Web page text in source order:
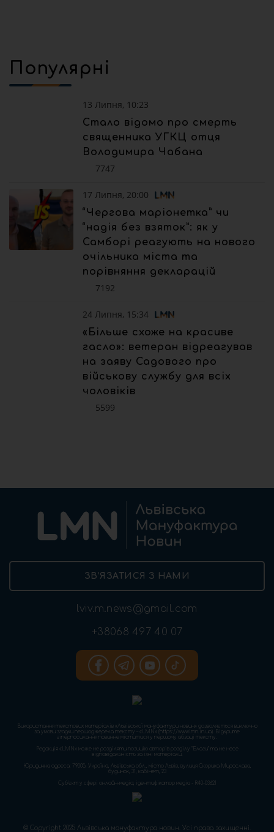
Популярні
13 Липня, 10:23
Стало відомо про смерть
священника УГКЦ отця
Володимира Чабана
7747
17 Липня, 20:00
“Чергова маріонетка” чи
“надія без взяток”: як у
Самборі реагують на нового
очільника міста та
порівняння декларацій
7192
24 Липня, 15:34
«Більше схоже на красиве
гасло»: ветеран відреагував
на заяву Садового про
військову службу для всіх
чоловіків
5599
ЗВ’ЯЗАТИСЯ З НАМИ
lviv.m.news@gmail.com
+38068 497 40 07
Використання текстових матеріалів «Львівської мануфактури новин» дозволяється виключно
за умови згадки першоджерела тексту – «LMN» (https://www.lmn.in.ua). Відкрите
гіперпосилання повинне міститися у першому абзаці тексту.
Редакція «LMN» може не розділяти позицію авторів розділу “Блоги” та не несе
відповідальність за їхні матеріали.
Юридична адреса: 79005, Україна, Львівська обл., місто Львів, вулиця Скорика Мирослава,
будинок, 31, кабінет, 23
Cуб'єкт у сфері онлайн-медіа; ідентифікатор медіа - R40-03621
© Copyright 2025 Львівська мануфактура новин. Усі права захищенні.